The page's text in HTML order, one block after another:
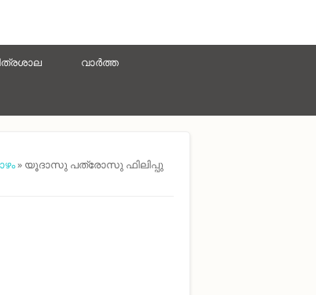
വാർത്ത
» യൂദാസു പത്രോസു ഫിലിപ്പു